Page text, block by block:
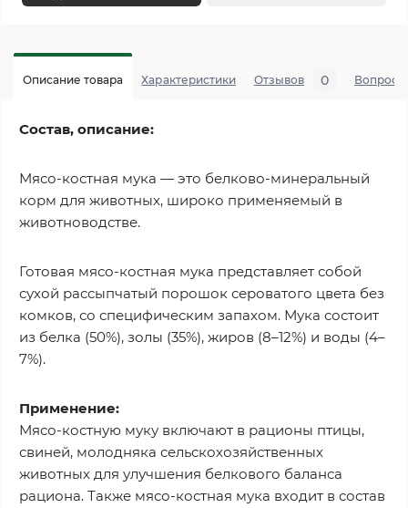
Описание товара Характеристики Отзывов 0 Вопросы
Состав, описание:
Мясо-костная мука — это белково-минеральный
корм для животных, широко применяемый в
животноводстве.
Готовая мясо-костная мука представляет собой
сухой рассыпчатый порошок сероватого цвета без
комков, со специфическим запахом. Мука состоит
из белка (50%), золы (35%), жиров (8–12%) и воды (4–
7%).
Применение:
Мясо-костную муку включают в рационы птицы,
свиней, молодняка сельскохозяйственных
животных для улучшения белкового баланса
рациона. Также мясо-костная мука входит в состав